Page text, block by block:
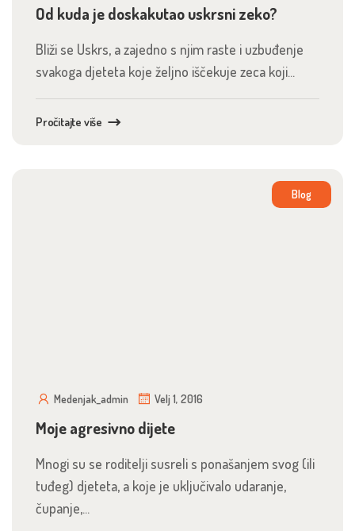
Od kuda je doskakutao uskrsni zeko?
Bliži se Uskrs, a zajedno s njim raste i uzbuđenje
svakoga djeteta koje željno iščekuje zeca koji...
Pročitajte više
Blog
Medenjak_admin Velj 1, 2016
Moje agresivno dijete
Mnogi su se roditelji susreli s ponašanjem svog (ili
tuđeg) djeteta, a koje je uključivalo udaranje,
čupanje,...